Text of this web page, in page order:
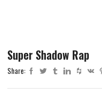
Super Shadow Rap
Share: